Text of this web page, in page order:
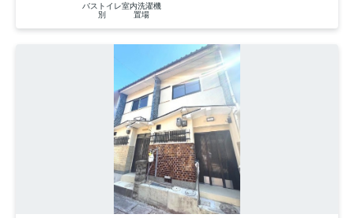
バストイレ
別
室内洗濯機
置場